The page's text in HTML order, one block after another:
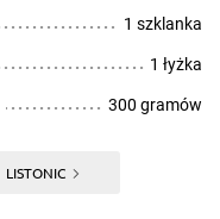
1 szklanka
1 łyżka
300 gramów
LISTONIC